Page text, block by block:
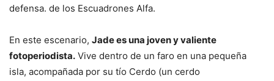
defensa. de los Escuadrones Alfa.
En este escenario, Jade es una joven y valiente
fotoperiodista. Vive dentro de un faro en una pequeña
isla, acompañada por su tío Cerdo (un cerdo